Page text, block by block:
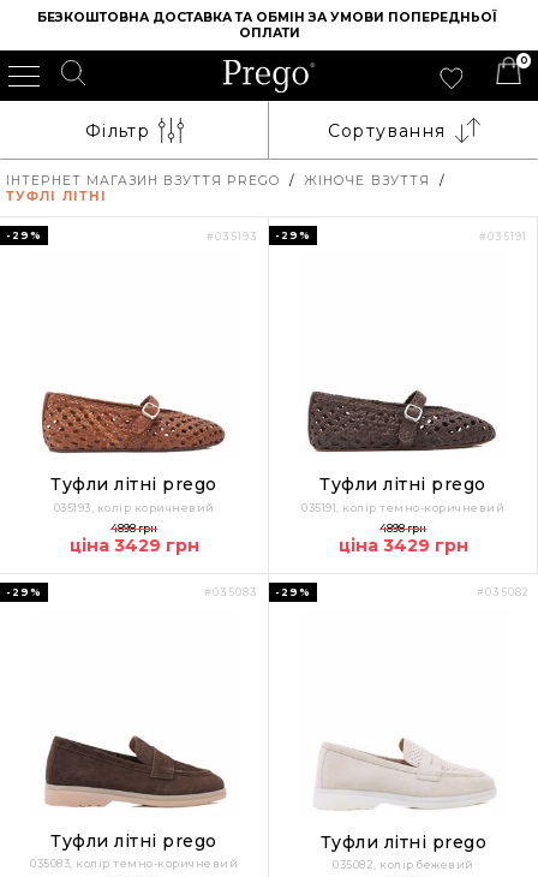
БЕЗКОШТОВНА ДОСТАВКА ТА ОБМІН ЗА УМОВИ ПОПЕРЕДНЬОЇ
ОПЛАТИ
0
Фільтр Сортування
ІНТЕРНЕТ МАГАЗИН ВЗУТТЯ PREGO / ЖІНОЧЕ ВЗУТТЯ
/
ТУФЛІ ЛІТНІ
#035193
-29%
Туфли літні prego
035193, колір коричневий
4898 грн
ціна 3429 грн
#035191
-29%
Туфли літні prego
035191, колір темно-коричневий
4898 грн
ціна 3429 грн
#035083
-29%
Туфли літні prego
035083, колір темно-коричневий
#035082
-29%
Туфли літні prego
035082, колір бежевий